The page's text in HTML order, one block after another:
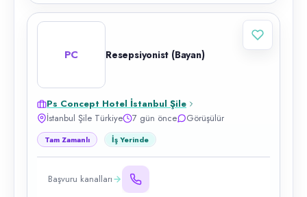
PC Resepsiyonist (Bayan)
Ps Concept Hotel İstanbul Şile
İstanbul Şile Türkiye
7 gün önce Görüşülür
Tam Zamanlı İş Yerinde
Başvuru kanalları